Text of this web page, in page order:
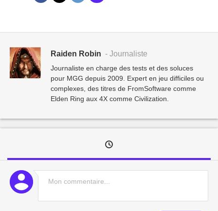
Raiden Robin - Journaliste
Journaliste en charge des tests et des soluces
pour MGG depuis 2009. Expert en jeu difficiles ou
complexes, des titres de FromSoftware comme
Elden Ring aux 4X comme Civilization.